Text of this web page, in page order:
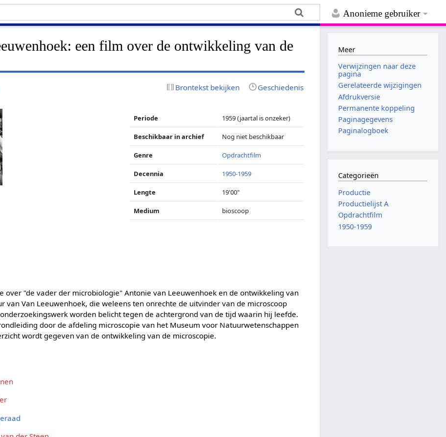
Anonieme gebruiker
een film over de ontwikkeling van de
Brontekst bekijken Geschiedenis
Periode 1959 (jaartal is onzeker)
Beschikbaar in archief Nog niet beschikbaar
Genre Opdrachtfilm
Decennia 1950-1959
Lengte 19'00"
Medium bioscoop
over "de vader der microbiologie" Antonie van Leeuwenhoek en de ontwikkeling van
van Van Leeuwenhoek, die weleens ten onrechte de uitvinder van de microscoop
worden belicht tegen de achtergrond van de tijd waarin hij leefde.
door de afdeling microscopie van het Museum voor Natuurwetenschappen
wordt gegeven van de ontwikkeling van de microscopie.
Meer
Verwijzingen naar deze
pagina
Gerelateerde wijzigingen
Afdrukversie
Permanente koppeling
Paginagegevens
Paginalogboek
Categorieën
Productie
Productielijst A
Opdrachtfilm
1950-1959